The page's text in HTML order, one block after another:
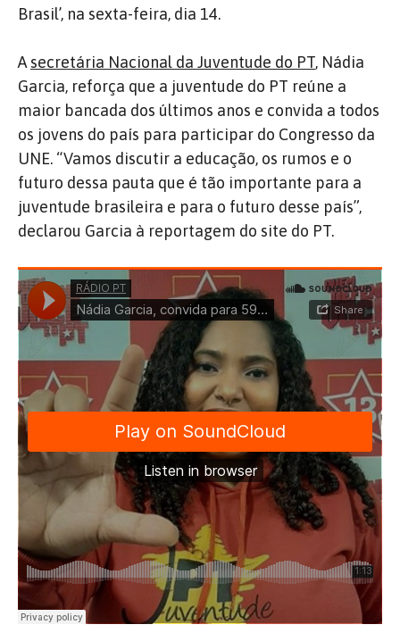
Brasil’, na sexta-feira, dia 14.
A secretária Nacional da Juventude do PT, Nádia
Garcia, reforça que a juventude do PT reúne a
maior bancada dos últimos anos e convida a todos
os jovens do país para participar do Congresso da
UNE. “Vamos discutir a educação, os rumos e o
futuro dessa pauta que é tão importante para a
juventude brasileira e para o futuro desse país”,
declarou Garcia à reportagem do site do PT.